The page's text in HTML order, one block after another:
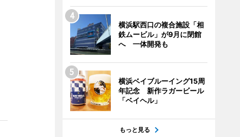
横浜駅西口の複合施設「相
鉄ムービル」が9月に閉館
へ 一体開発も
横浜ベイブルーイング15周
年記念 新作ラガービール
「ベイヘル」
もっと見る